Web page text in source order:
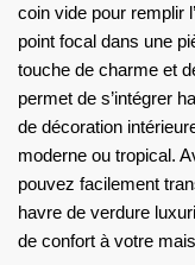
coin vide pour remplir
point focal dans une
touche de charme et
permet de s’intégrer
de décoration
moderne ou tropical.
pouvez facilement
havre de verdure
de confort à votre